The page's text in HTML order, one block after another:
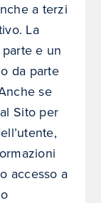
a terzi
La
e un
da parte
se
Sito per
accesso a